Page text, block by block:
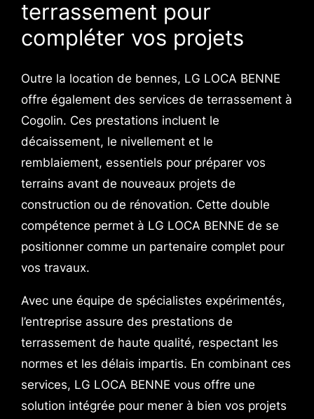
terrassement pour
compléter vos projets
Outre la location de bennes, LG LOCA BENNE
offre également des services de terrassement à
Cogolin. Ces prestations incluent le
décaissement, le nivellement et le
remblaiement, essentiels pour préparer vos
terrains avant de nouveaux projets de
construction ou de rénovation. Cette double
compétence permet à LG LOCA BENNE de se
positionner comme un partenaire complet pour
vos travaux.
Avec une équipe de spécialistes expérimentés,
l’entreprise assure des prestations de
terrassement de haute qualité, respectant les
normes et les délais impartis. En combinant ces
services, LG LOCA BENNE vous offre une
solution intégrée pour mener à bien vos projets